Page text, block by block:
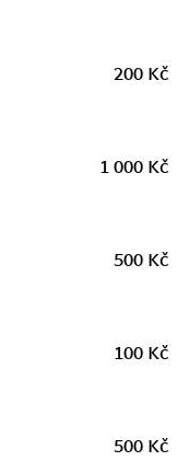
200 Kč
1 000 Kč
500 Kč
100 Kč
500 Kč